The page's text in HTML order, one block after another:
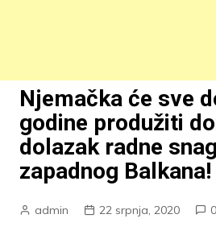
Njemačka će sve
godine produžiti
dolazak radne
zapadnog Balkana!
admin 22 srpnja, 2020 0